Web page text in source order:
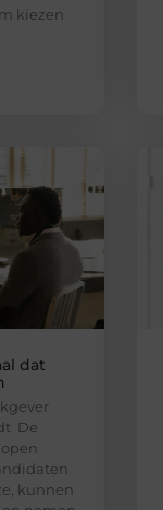
kiezen
dat
De
kunnen